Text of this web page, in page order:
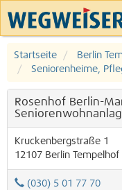
Startseite
Berlin
Seniorenheime,
Rosenhof Berlin-
Kruckenbergstraße 1
12107 Berlin Tempelhof
(030) 5 01 77 70